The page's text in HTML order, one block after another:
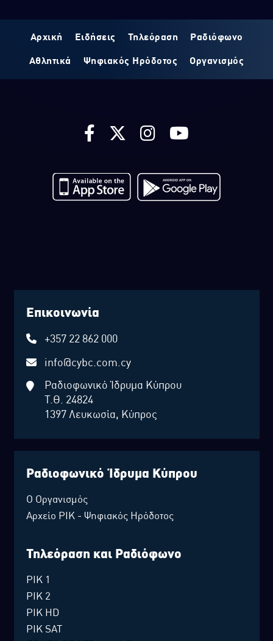
Αρχική Ειδήσεις Τηλεόραση Ραδιόφωνο
Αθλητικά Ψηφιακός Ηρόδοτος Οργανισμός
Επικοινωνία
+357 22 862 000
info@cybc.com.cy
Ραδιοφωνικό Ίδρυμα Κύπρου
Τ.Θ. 24824
1397 Λευκωσία, Κύπρος
Ραδιοφωνικό Ίδρυμα Κύπρου
Ο Οργανισμός
Αρχείο ΡΙΚ - Ψηφιακός Ηρόδοτος
Τηλεόραση και Ραδιόφωνο
ΡΙΚ 1
ΡΙΚ 2
ΡΙΚ HD
ΡΙΚ SAT